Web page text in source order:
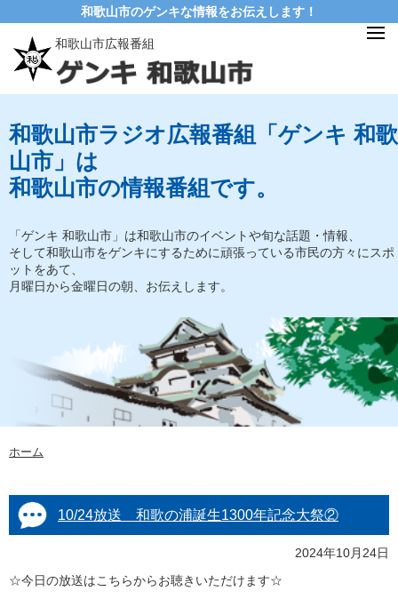
和歌山市のゲンキな情報をお伝えします！
和歌山市広報番組
和歌山市ラジオ広報番組「ゲンキ 和歌
山市」は
和歌山市の情報番組です。
「ゲンキ 和歌山市」は和歌山市のイベントや旬な話題・情報、
そして和歌山市をゲンキにするために頑張っている市民の方々にスポ
ットをあて、
月曜日から金曜日の朝、お伝えします。
ホーム
10/24放送 和歌の浦誕生1300年記念大祭②
2024年10月24日
☆今日の放送はこちらからお聴きいただけます☆